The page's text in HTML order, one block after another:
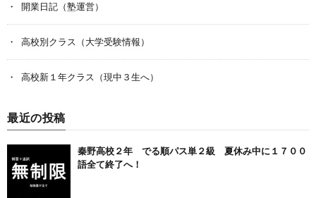
開業日記（塾運営）
高校別クラス（大学受験情報）
高校新１年クラス（現中３生へ）
最近の投稿
秦野高校２年 でる順パス単２級 夏休み中に１７００
語全て終了へ！